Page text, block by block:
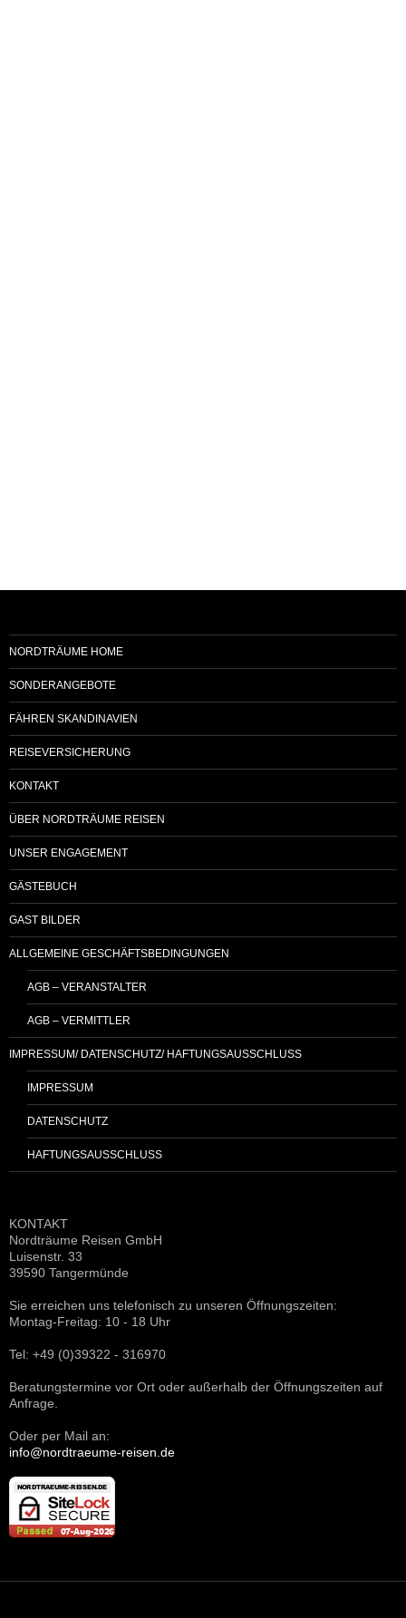
NORDTRÄUME HOME
SONDERANGEBOTE
FÄHREN SKANDINAVIEN
REISEVERSICHERUNG
KONTAKT
ÜBER NORDTRÄUME REISEN
UNSER ENGAGEMENT
GÄSTEBUCH
GAST BILDER
ALLGEMEINE GESCHÄFTSBEDINGUNGEN
AGB – VERANSTALTER
AGB – VERMITTLER
IMPRESSUM/ DATENSCHUTZ/ HAFTUNGSAUSSCHLUSS
IMPRESSUM
DATENSCHUTZ
HAFTUNGSAUSSCHLUSS
KONTAKT
Nordträume Reisen GmbH
Luisenstr. 33
39590 Tangermünde
Sie erreichen uns telefonisch zu unseren Öffnungszeiten:
Montag-Freitag: 10 - 18 Uhr
Tel: +49 (0)39322 - 316970
Beratungstermine vor Ort oder außerhalb der Öffnungszeiten auf
Anfrage.
Oder per Mail an:
info@nordtraeume-reisen.de